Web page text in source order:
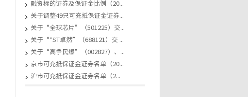
融资标的证券及保证金比例（20...
关于调整49只可充抵保证金证券...
关于“全球芯片”（501225）交...
关于“*ST卓然”（688121）交 ...
关于“高争民爆”（002827）、...
京市可充抵保证金证券名单（20...
沪市可充抵保证金证券名单（2...